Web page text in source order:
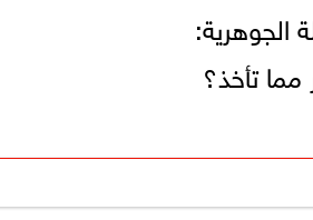
الجوهرية:
تأخذ؟